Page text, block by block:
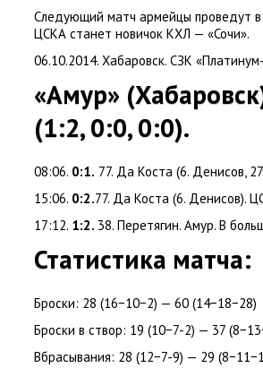
Следующий матч армейцы проведут
ЦСКА станет новичок КХЛ — «Сочи».
06.10.2014. Хабаровск. СЗК «
«Амур» (
(1:2, 0:0, 0:0).
08:06. 0:1. 77. Да Коста (6. Денисов,
15:06. 0:2.77. Да Коста (6. Денисов).
17:12. 1:2. 38. Перетягин. Амур. В
Статистика матча:
Броски: 28 (16−10−2) — 60 (14−18−28)
Броски в створ: 19 (10−7-2) — 37 (
Вбрасывания: 28 (12−7-9) — 29 (